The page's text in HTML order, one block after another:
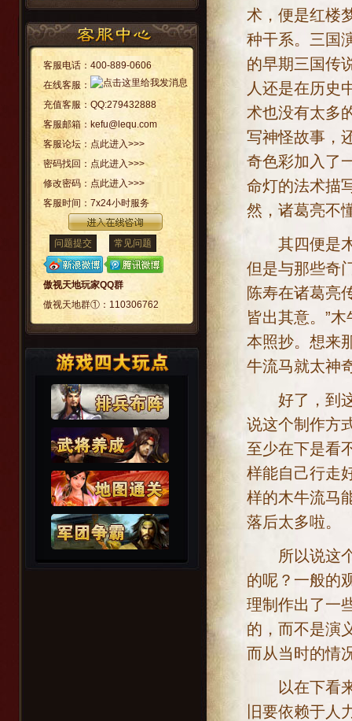
客服电话： 400-889-0606
在线客服：
充值客服： QQ:279432888
客服邮箱： kefu@lequ.com
客服论坛： 点此进入>>>
密码找回： 点此进入>>>
修改密码： 点此进入>>>
客服时间： 7x24小时服务
问题提交 常见问题
傲视天地玩家QQ群
傲视天地群①： 110306762
术，便是红楼
种干系。三国
的早期三国传
人还是在历史
术也没有太多
写神怪故事，
奇色彩加入了
命灯的法术描
然，诸葛亮不
其四便是木
但是与那些奇
陈寿在诸葛亮
皆出其意。”
本照抄。想来
牛流马就太神
好了，到这
说这个制作方
至少在下是看
样能自己行走
样的木牛流马
落后太多啦。
所以说这个
的呢？一般的
理制作出了一
的，而不是演
而从当时的情
以在下看来
旧要依赖于人